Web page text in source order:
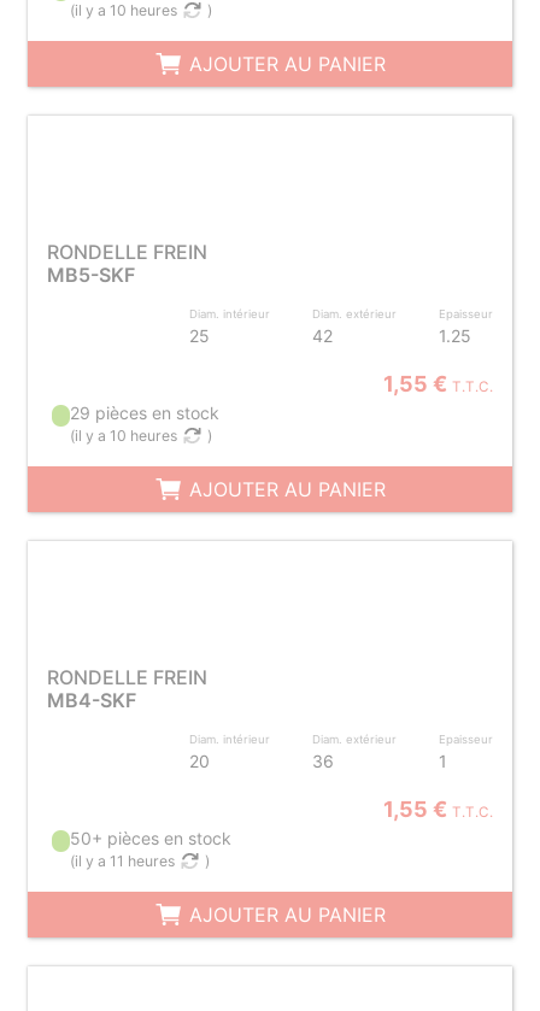
(il y a 10 heures )
AJOUTER AU PANIER
RONDELLE FREIN
MB5-SKF
Diam. intérieur
25
Diam. extérieur
42
Epaisseur
1.25
1,55 € T.T.C.
29 pièces en stock
(il y a 10 heures )
AJOUTER AU PANIER
RONDELLE FREIN
MB4-SKF
Diam. intérieur
20
Diam. extérieur
36
Epaisseur
1
1,55 € T.T.C.
50+ pièces en stock
(il y a 11 heures )
AJOUTER AU PANIER